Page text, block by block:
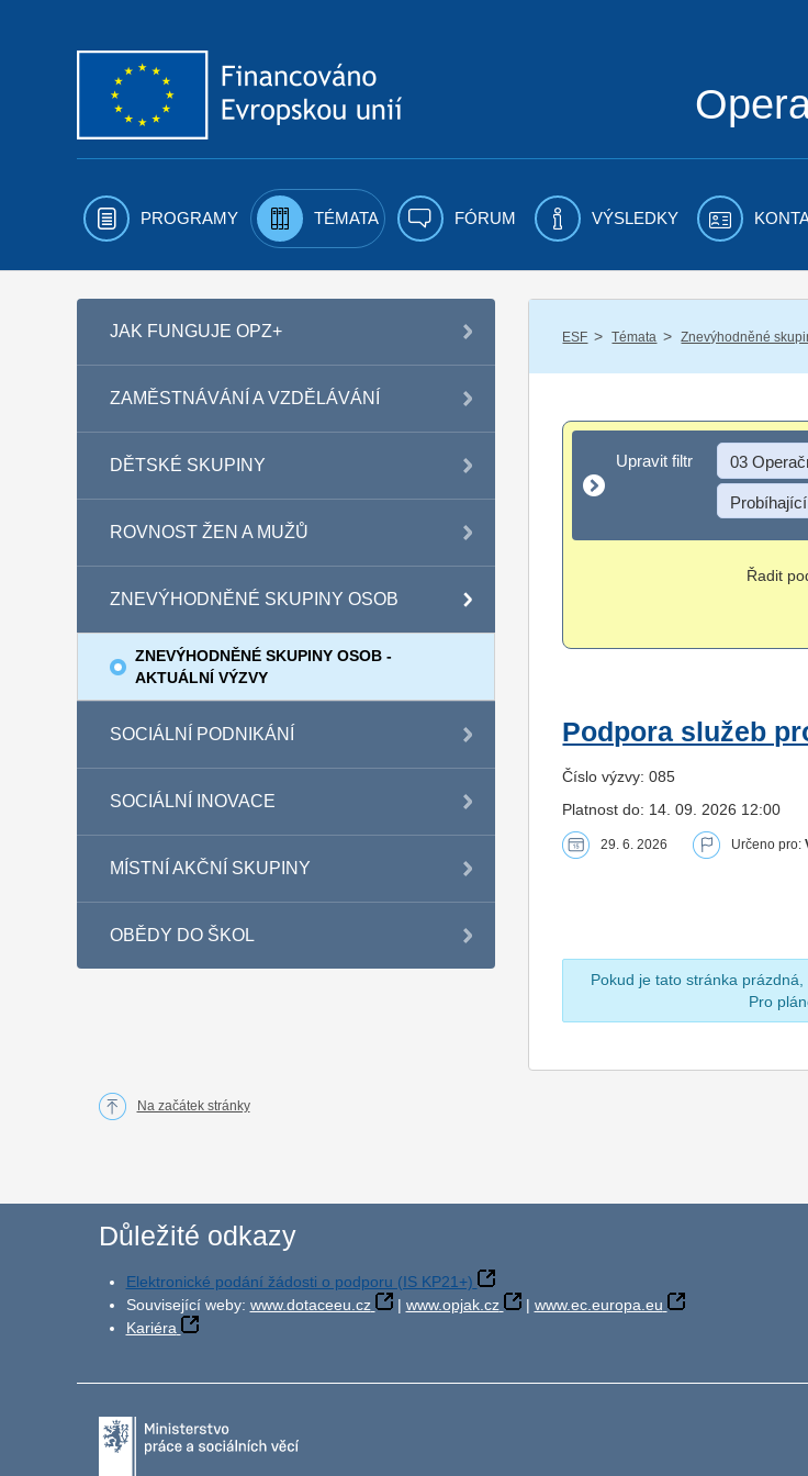
PROGRAMY TÉMATA FÓRUM VÝSLEDKY
JAK FUNGUJE OPZ+
ZAMĚSTNÁVÁNÍ A VZDĚLÁVÁNÍ
DĚTSKÉ SKUPINY
ROVNOST ŽEN A MUŽŮ
ZNEVÝHODNĚNÉ SKUPINY OSOB
ZNEVÝHODNĚNÉ SKUPINY OSOB -
AKTUÁLNÍ VÝZVY
SOCIÁLNÍ PODNIKÁNÍ
SOCIÁLNÍ INOVACE
MÍSTNÍ AKČNÍ SKUPINY
OBĚDY DO ŠKOL
ESF / Témata / Znevýhodněné
Upravit filtr
Upravit filtr 03
Řadit
Podpora služeb
Číslo výzvy: 085
Platnost do: 14. 09. 2026 12:00
29. 6. 2026 Určeno pro:
Pokud je tato stránka
Pro
Na začátek stránky
Důležité odkazy
Elektronické podání žádosti o podporu (IS KP21+)
Související weby: www.dotaceeu.cz | www.opjak.cz | www.ec.europa.eu
Kariéra